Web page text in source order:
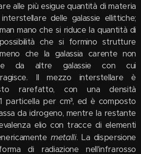
alle più esigue quantità di materia
delle galassie ellittiche;
mano che si riduce la quantità di
che si formino strutture
che la galassia carente non
da altre galassie con cui
Il mezzo interstellare è
rarefatto, con una densità
particella per cm³, ed è composto
da idrogeno, mentre la restante
elio con tracce di elementi
metalli. La dispersione
di radiazione nell'infrarosso